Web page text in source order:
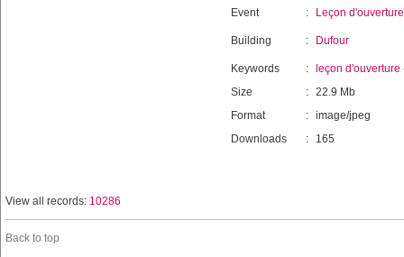
Event
: Leçon d'ouverture
Building : Dufour
Keywords : leçon d'ouverture
Size
: 22.9 Mb
Format
: image/jpeg
Downloads
: 165
View all records: 10286
Back to top